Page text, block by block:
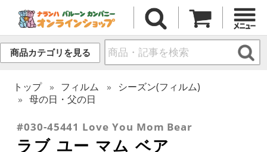
商品カテゴリを見る
トップ フィルム
シーズン(フィルム)
母の日・父の日
#030-45441 Love You Mom Bear
ラブ ユー マム ベア